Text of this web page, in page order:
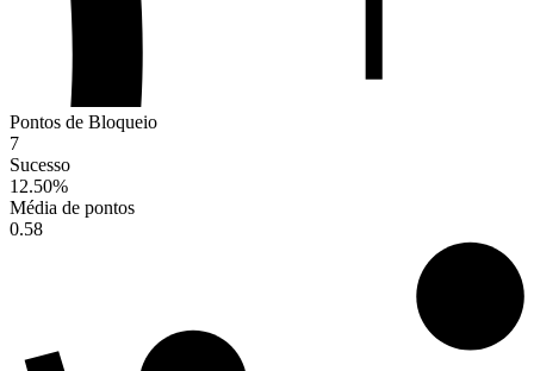
Pontos de Bloqueio
7
Sucesso
12.50%
Média de pontos
0.58